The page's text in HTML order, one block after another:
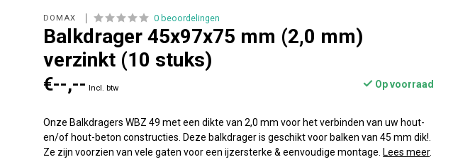
DOMAX 0 beoordelingen
Balkdrager 45x97x75 mm (2,0 mm)
verzinkt (10 stuks)
€--,-- Incl. btw Op voorraad
Onze Balkdragers WBZ 49 met een dikte van 2,0 mm voor het verbinden van uw hout-
en/of hout-beton constructies. Deze balkdrager is geschikt voor balken van 45 mm dik!.
Ze zijn voorzien van vele gaten voor een ijzersterke & eenvoudige montage. Lees meer.